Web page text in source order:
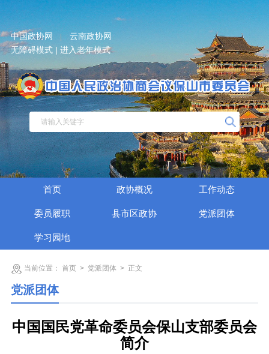
中国政协网
云南政协网
无障碍模式 |
进入老年模式
首页 政协概况 工作动态
委员履职 县市区政协 党派团体
学习园地
当前位置：首页 > 党派团体 > 正文
党派团体
中国国民党革命委员会保山支部委员会
简介